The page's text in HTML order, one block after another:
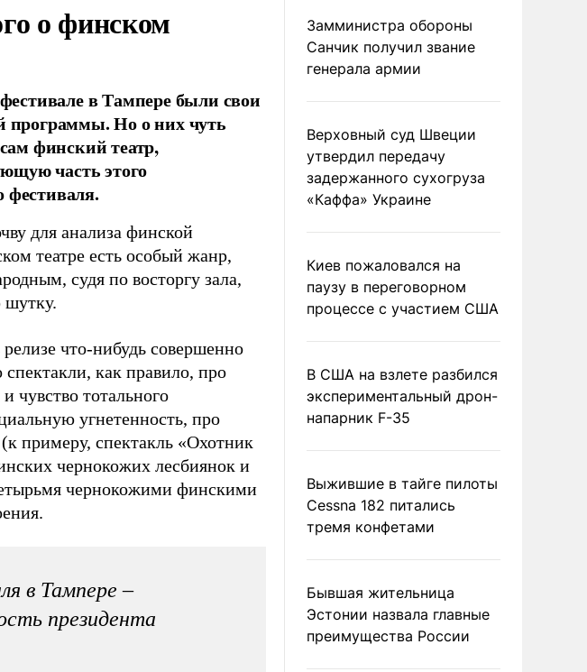
о финском
в Тампере были свои
программы. Но о них чуть
финский театр,
часть этого
фестиваля.
для анализа финской
театре есть особый жанр,
судя по восторгу зала,
что-нибудь совершенно
как правило, про
чувство тотального
угнетенность, про
примеру, спектакль «Охотник
чернокожих лесбиянок и
чернокожими финскими
в Тампере –
президента
Замминистра обороны
Санчик получил звание
генерала армии
Верховный суд Швеции
утвердил передачу
задержанного сухогруза
«Каффа» Украине
Киев пожаловался на
паузу в переговорном
процессе с участием США
В США на взлете разбился
экспериментальный дрон-
напарник F-35
Выжившие в тайге пилоты
Cessna 182 питались
тремя конфетами
Бывшая жительница
Эстонии назвала главные
преимущества России